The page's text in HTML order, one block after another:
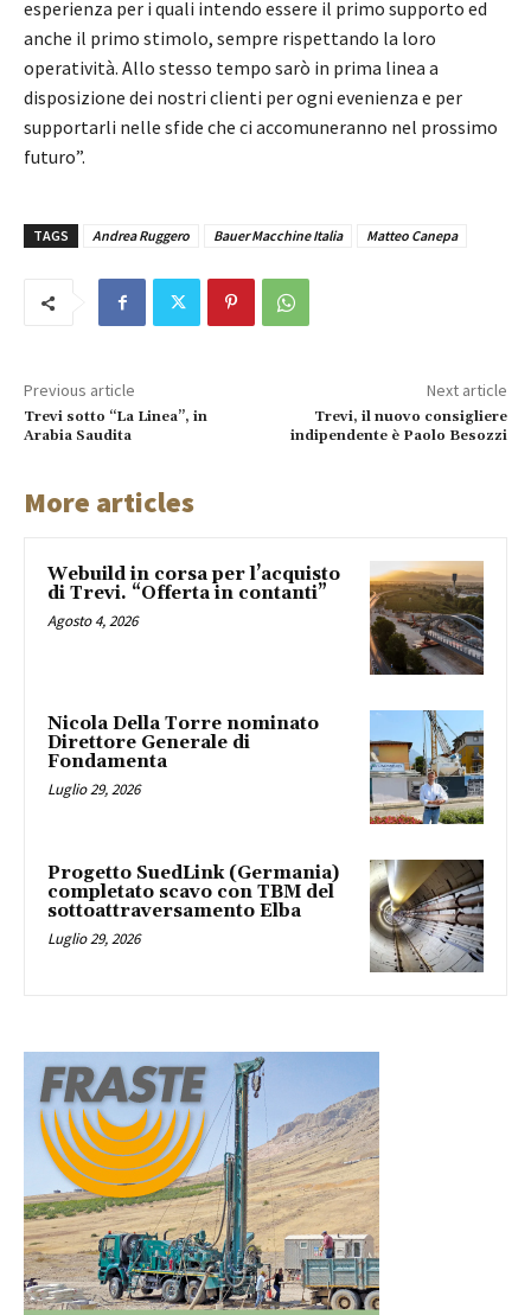
esperienza per i quali intendo essere il primo supporto ed
anche il primo stimolo, sempre rispettando la loro
operatività. Allo stesso tempo sarò in prima linea a
disposizione dei nostri clienti per ogni evenienza e per
supportarli nelle sfide che ci accomuneranno nel prossimo
futuro”.
TAGS Andrea Ruggero Bauer Macchine Italia Matteo Canepa
Previous article
Trevi sotto “La Linea”, in
Arabia Saudita
Next article
Trevi, il nuovo consigliere
indipendente è Paolo Besozzi
More articles
Webuild in corsa per l’acquisto
di Trevi. “Offerta in contanti”
Agosto 4, 2026
Nicola Della Torre nominato
Direttore Generale di
Fondamenta
Luglio 29, 2026
Progetto SuedLink (Germania)
completato scavo con TBM del
sottoattraversamento Elba
Luglio 29, 2026